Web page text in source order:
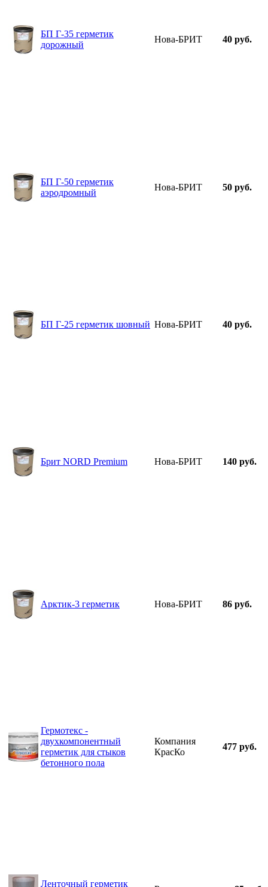
БП Г-35 герметик
дорожный
Нова-БРИТ 40 руб.
БП Г-50 герметик
аэродромный
Нова-БРИТ 50 руб.
БП Г-25 герметик шовный Нова-БРИТ 40 руб.
Брит NORD Premium Нова-БРИТ 140 руб.
Арктик-3 герметик Нова-БРИТ 86 руб.
Гермотекс -
двухкомпонентный
герметик для стыков
бетонного пола
Компания
КрасКо
477 руб.
Ленточный герметик